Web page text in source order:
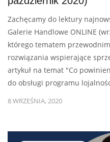
Zachęcamy do lektury
Galerie Handlowe ONLINE
którego tematem
rozwiązania wspierające
artykuł na temat "Co
do obsługi programu
8 WRZEŚNIA, 2020